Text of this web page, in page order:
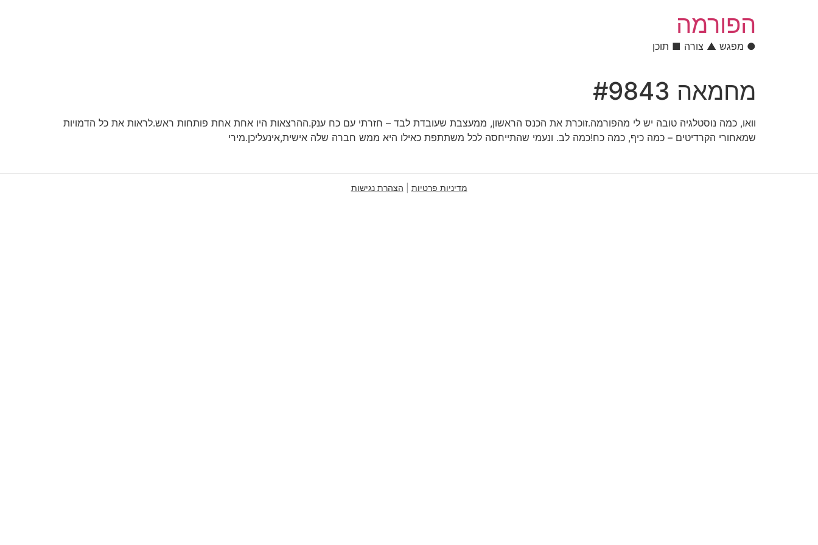
הפורמה
● מפגש ▲ צורה ■ תוכן
מחמאה #9843
וואו, כמה נוסטלגיה טובה יש לי מהפורמה.זוכרת את הכנס הראשון, ממעצבת שעובדת לבד – חזרתי עם כח ענק.ההרצאות היו אחת אחת פותחות ראש.לראות את כל הדמויות
שמאחורי הקרדיטים – כמה כיף, כמה כח!כמה לב. ונעמי שהתייחסה לכל משתתפת כאילו היא ממש חברה שלה אישית,אינעליכן.מירי
מדיניות פרטיות הצהרת נגישות